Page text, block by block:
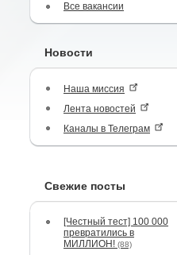
Все вакансии
Новости
Наша миссия
Лента новостей
Каналы в Телеграм
Свежие посты
[Честный тест] 100 000
превратились в
МИЛЛИОН! (88)